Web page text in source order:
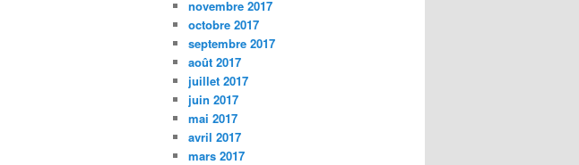
novembre 2017
octobre 2017
septembre 2017
août 2017
juillet 2017
juin 2017
mai 2017
avril 2017
mars 2017